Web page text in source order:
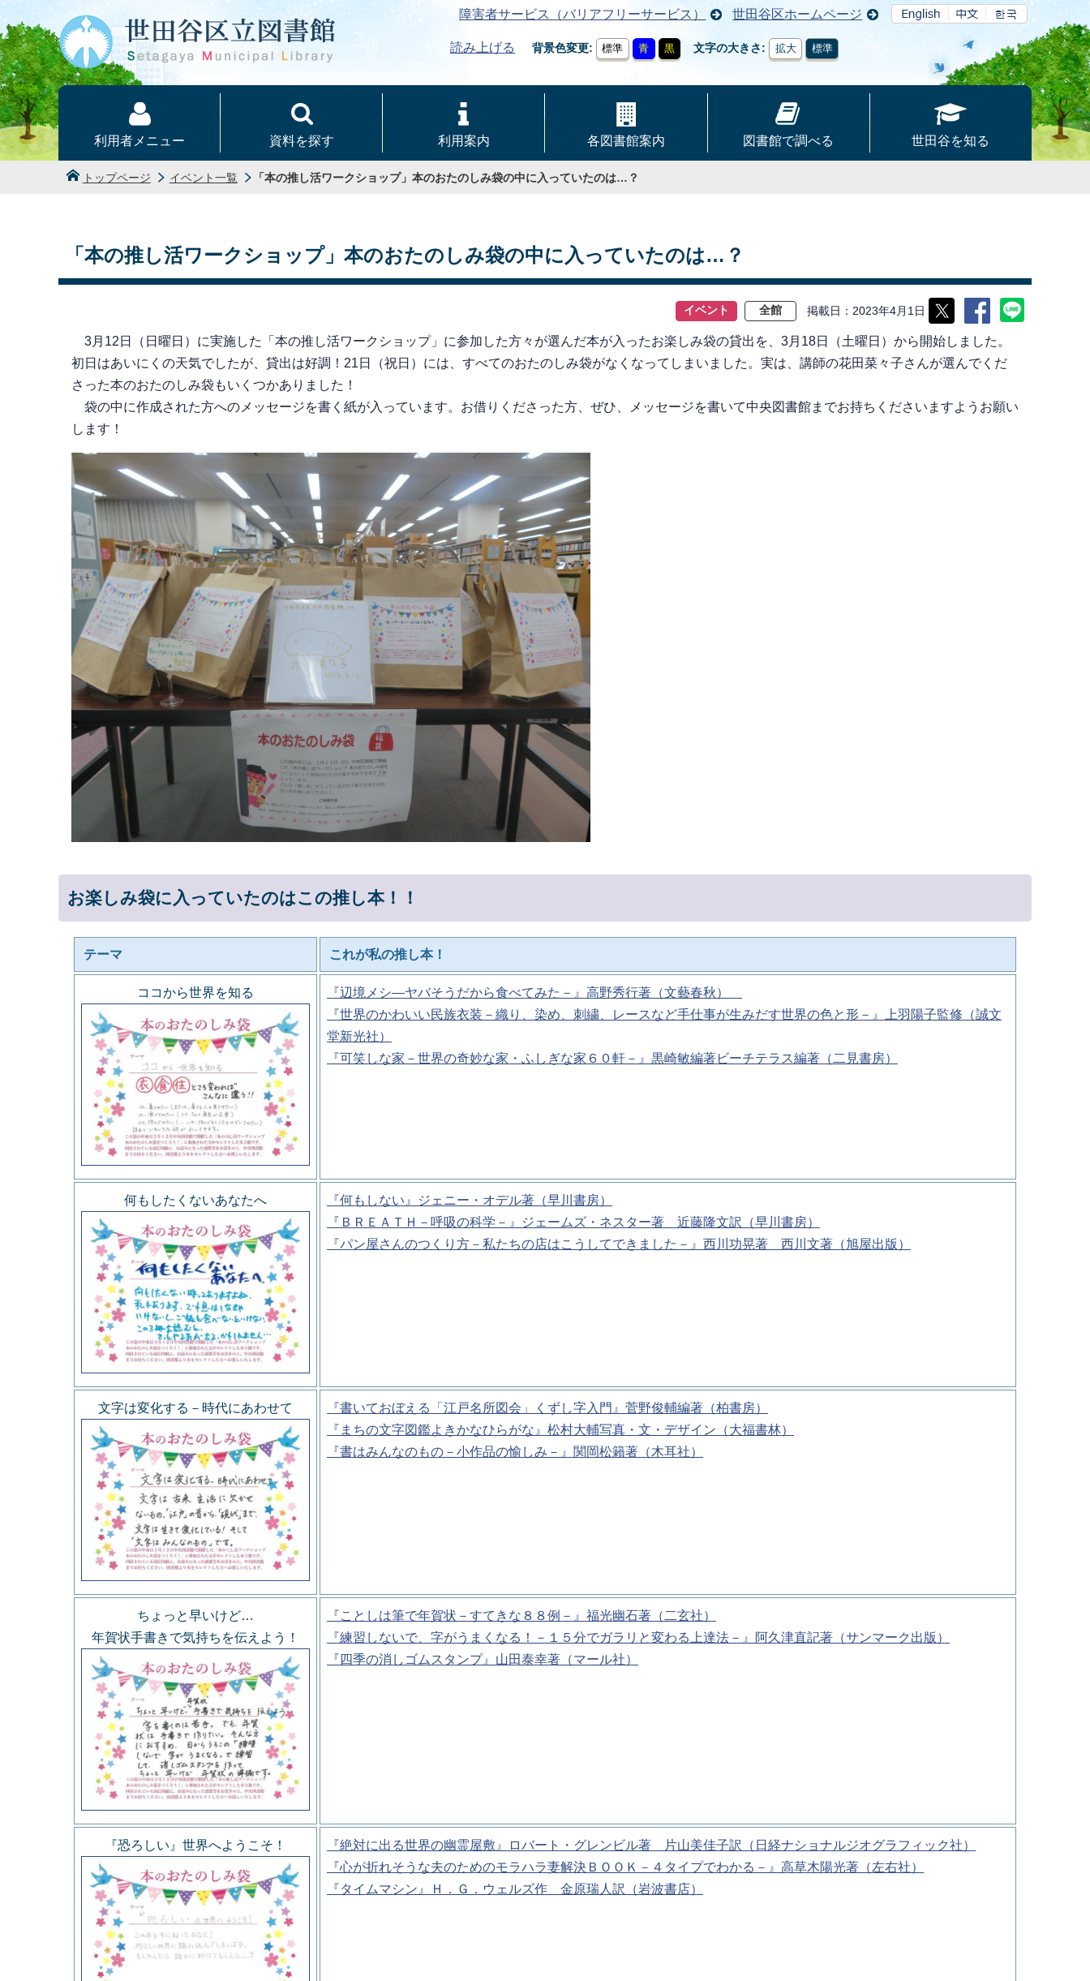
本文へ
障害者サービス（バリアフリーサービス） 世田谷区ホームページ
読み上げる 背景色変更 標準 青 黒 文字の大きさ 拡大 標準
利用者メニュー 資料を探す 利用案内 各図書館案内 図書館で調べる 世田谷を知る
トップページ イベント一覧 「本の推し活ワークショップ」本のおたのしみ袋の中に入っていたのは…？
「本の推し活ワークショップ」本のおたのしみ袋の中に入っていたのは…？
イベント 全館 掲載日 2023年4月1日
3月12日（日曜日）に実施した「本の推し活ワークショップ」に参加した方々が選んだ本が入ったお楽しみ袋の貸出を、3月18日（土曜日）から開始しました。
初日はあいにくの天気でしたが、貸出は好調！21日（祝日）には、すべてのおたのしみ袋がなくなってしまいました。実は、講師の花田菜々子さんが選んでくだ
さった本のおたのしみ袋もいくつかありました！
袋の中に作成された方へのメッセージを書く紙が入っています。お借りくださった方、ぜひ、メッセージを書いて中央図書館までお持ちくださいますようお願い
します！
お楽しみ袋に入っていたのはこの推し本！！
テーマ これが私の推し本！
ココから世界を知る
『辺境メシ―ヤバそうだから食べてみた－』高野秀行著（文藝春秋）
『世界のかわいい民族衣装－織り、染め、刺繍、レースなど手仕事が生みだす世界の色と形－』上羽陽子監修（誠文
堂新光社）
『可笑しな家－世界の奇妙な家・ふしぎな家６０軒－』黒崎敏編著ビーチテラス編著（二見書房）
何もしたくないあなたへ
『何もしない』ジェニー・オデル著（早川書房）
『ＢＲＥＡＴＨ－呼吸の科学－』ジェームズ・ネスター著 近藤隆文訳（早川書房）
『パン屋さんのつくり方－私たちの店はこうしてできました－』西川功晃著 西川文著（旭屋出版）
文字は変化する－時代にあわせて
『書いておぼえる「江戸名所図会」くずし字入門』菅野俊輔編著（柏書房）
『まちの文字図鑑よきかなひらがな』松村大輔写真・文・デザイン（大福書林）
『書はみんなのもの－小作品の愉しみ－』関岡松籟著（木耳社）
ちょっと早いけど…
年賀状手書きで気持ちを伝えよう！
『ことしは筆で年賀状－すてきな８８例－』福光幽石著（二玄社）
『練習しないで、字がうまくなる！－１５分でガラリと変わる上達法－』阿久津直記著（サンマーク出版）
『四季の消しゴムスタンプ』山田泰幸著（マール社）
『恐ろしい』世界へようこそ！
『絶対に出る世界の幽霊屋敷』ロバート・グレンビル著 片山美佳子訳（日経ナショナルジオグラフィック社）
『心が折れそうな夫のためのモラハラ妻解決ＢＯＯＫ－４タイプでわかる－』高草木陽光著（左右社）
『タイムマシン』Ｈ．Ｇ．ウェルズ作 金原瑞人訳（岩波書店）